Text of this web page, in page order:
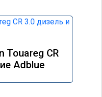
Touareg CR
Adblue